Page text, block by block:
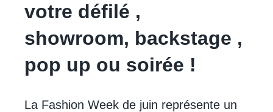
votre défilé ,
showroom, backstage ,
pop up ou soirée !
La Fashion Week de juin représente un